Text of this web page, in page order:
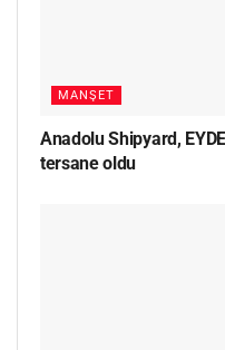
MANŞET
Anadolu Shipyard,
tersane oldu